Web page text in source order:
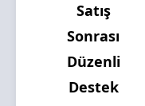
Satış
Sonrası
Düzenli
Destek